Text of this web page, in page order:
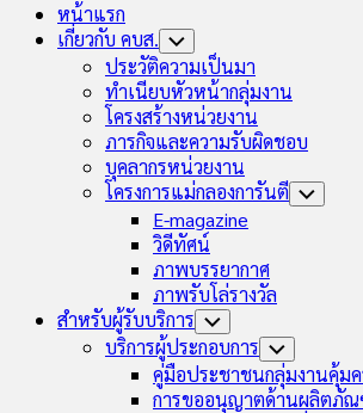
หน้าแรก
เกี่ยวกับ คบส. Toggle
Child
Menu
ประวัติความเป็นมา
ทำเนียบหัวหน้ากลุ่มงาน
โครงสร้างหน่วยงาน
ภารกิจและความรับผิดชอบ
บุคลากรหน่วยงาน
โครงการแม่กลองการันตี Toggle
E-magazine
วิดีทัศน์
ภาพบรรยากาศ
ภาพรับโล่รางวัล
สำหรับผู้รับบริการ Toggle
Child
Menu
บริการผู้ประกอบการ Toggle
Child
Menu
คู่มือประชาชนกลุ่มงานคุ้มค
การขออนุญาตด้านผลิตภั